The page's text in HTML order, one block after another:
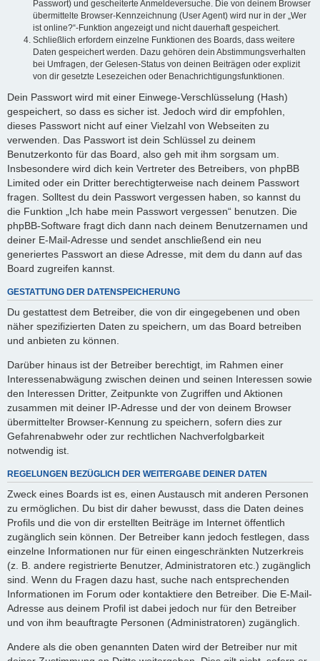
Passwort) und gescheiterte Anmeldeversuche. Die von deinem Browser
übermittelte Browser-Kennzeichnung (User Agent) wird nur in der „Wer
ist online?“-Funktion angezeigt und nicht dauerhaft gespeichert.
Schließlich erfordern einzelne Funktionen des Boards, dass weitere
Daten gespeichert werden. Dazu gehören dein Abstimmungsverhalten
bei Umfragen, der Gelesen-Status von deinen Beiträgen oder explizit
von dir gesetzte Lesezeichen oder Benachrichtigungsfunktionen.
Dein Passwort wird mit einer Einwege-Verschlüsselung (Hash)
gespeichert, so dass es sicher ist. Jedoch wird dir empfohlen,
dieses Passwort nicht auf einer Vielzahl von Webseiten zu
verwenden. Das Passwort ist dein Schlüssel zu deinem
Benutzerkonto für das Board, also geh mit ihm sorgsam um.
Insbesondere wird dich kein Vertreter des Betreibers, von phpBB
Limited oder ein Dritter berechtigterweise nach deinem Passwort
fragen. Solltest du dein Passwort vergessen haben, so kannst du
die Funktion „Ich habe mein Passwort vergessen“ benutzen. Die
phpBB-Software fragt dich dann nach deinem Benutzernamen und
deiner E-Mail-Adresse und sendet anschließend ein neu
generiertes Passwort an diese Adresse, mit dem du dann auf das
Board zugreifen kannst.
GESTATTUNG DER DATENSPEICHERUNG
Du gestattest dem Betreiber, die von dir eingegebenen und oben
näher spezifizierten Daten zu speichern, um das Board betreiben
und anbieten zu können.
Darüber hinaus ist der Betreiber berechtigt, im Rahmen einer
Interessenabwägung zwischen deinen und seinen Interessen sowie
den Interessen Dritter, Zeitpunkte von Zugriffen und Aktionen
zusammen mit deiner IP-Adresse und der von deinem Browser
übermittelter Browser-Kennung zu speichern, sofern dies zur
Gefahrenabwehr oder zur rechtlichen Nachverfolgbarkeit
notwendig ist.
REGELUNGEN BEZÜGLICH DER WEITERGABE DEINER DATEN
Zweck eines Boards ist es, einen Austausch mit anderen Personen
zu ermöglichen. Du bist dir daher bewusst, dass die Daten deines
Profils und die von dir erstellten Beiträge im Internet öffentlich
zugänglich sein können. Der Betreiber kann jedoch festlegen, dass
einzelne Informationen nur für einen eingeschränkten Nutzerkreis
(z. B. andere registrierte Benutzer, Administratoren etc.) zugänglich
sind. Wenn du Fragen dazu hast, suche nach entsprechenden
Informationen im Forum oder kontaktiere den Betreiber. Die E-Mail-
Adresse aus deinem Profil ist dabei jedoch nur für den Betreiber
und von ihm beauftragte Personen (Administratoren) zugänglich.
Andere als die oben genannten Daten wird der Betreiber nur mit